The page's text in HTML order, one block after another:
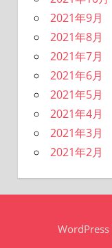
2021年9月
2021年8月
2021年7月
2021年6月
2021年5月
2021年4月
2021年3月
2021年2月